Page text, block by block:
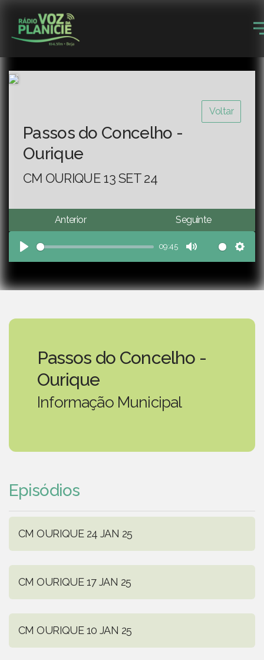
Voltar
Passos do Concelho -
Ourique
CM OURIQUE 13 SET 24
Anterior Seguinte
Play
09:45
Mute
Passos do Concelho -
Ourique
Informação Municipal
Episódios
CM OURIQUE 24 JAN 25
CM OURIQUE 17 JAN 25
CM OURIQUE 10 JAN 25